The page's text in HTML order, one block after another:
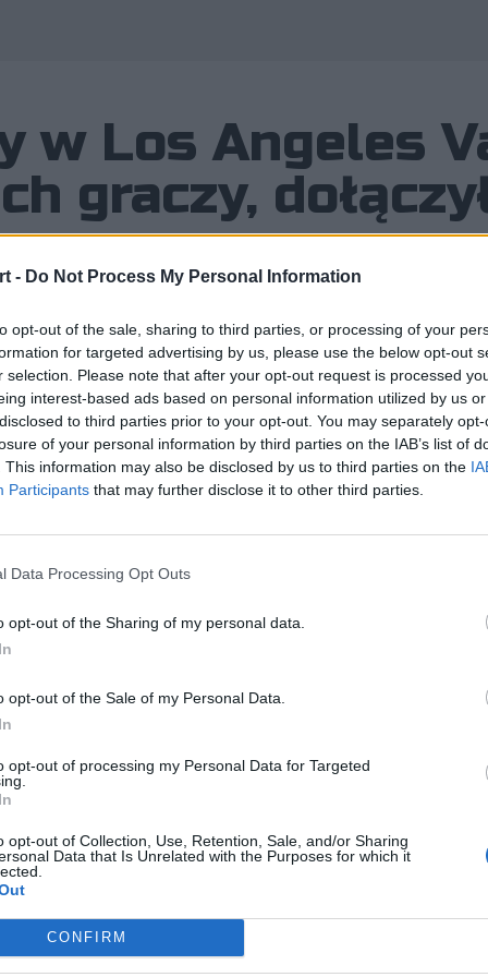
- Do Not Process My Personal Information
opt-out of the sale, sharing to third parties, or processing of your
for targeted advertising by us, please use the below opt-out
selection. Please note that after your opt-out request is processed
interest-based ads based on personal information utilized by us
to third parties prior to your opt-out. You may separately
of your personal information by third parties on the IAB’s list of
This information may also be disclosed by us to third parties on the
Participants that may further disclose it to other third parties.
Data Processing Opt Outs
opt-out of the Sharing of my personal data.
opt-out of the Sale of my Personal Data.
opt-out of processing my Personal Data for Targeted
opt-out of Collection, Use, Retention, Sale, and/or Sharing
Data that Is Unrelated with the Purposes for which it
CONFIRM
w Los Angeles
graczy,
ziemi, do którego doszło
Aniołów kompletnie zawiódł
doszło w szeregach Los Angeles Valiant.
Overwatch League, co dla niektórych
dołączył do Valiant wraz z zresztą składu
wobec czego podjęto decyzję o rozwiązaniu jego
który został wytransferowany do rywala zza miedzy, Los
z Rogue Benjamin "uNKOE" Chevasson. Francuz
Scott "Custa" Kennedy. 24-letni Australijczyk
go pod banderą Dallas Fuel, gdzie jednak nie mógł
Schaefera, on również opuścił skład, ale jednocześnie
szkoleniowym drużyny i jako asystent będzie
wcześniej pomocnikami Koreańczyka byli Warsi Faraaz
się następująco: